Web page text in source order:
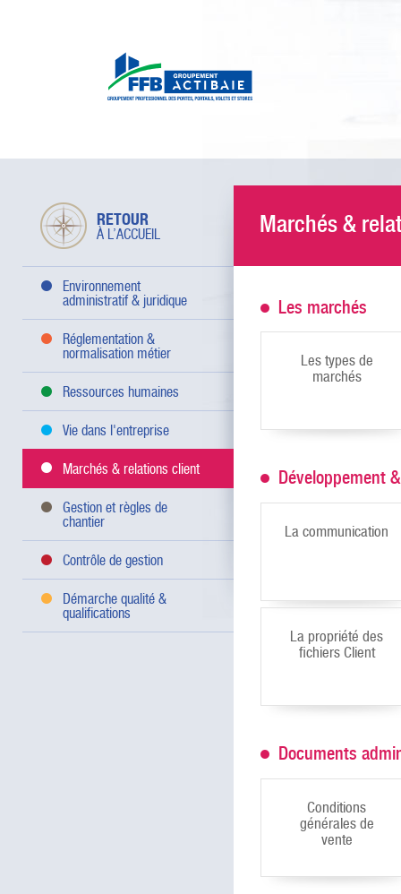
RETOUR
À L’ACCUEIL
Environnement
administratif & juridique
Réglementation &
normalisation métier
Ressources humaines
Vie dans l'entreprise
Marchés & relations client
Gestion et règles de
chantier
Contrôle de gestion
Démarche qualité &
qualifications
Marchés &
Les marchés
Les types de
marchés
Développement
La communication
La propriété des
fichiers Client
Documents
Conditions
générales de
vente